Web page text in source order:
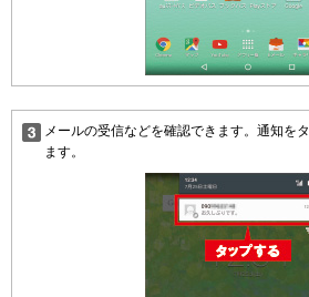
メールの受信などを確認できます。通知を
ます。